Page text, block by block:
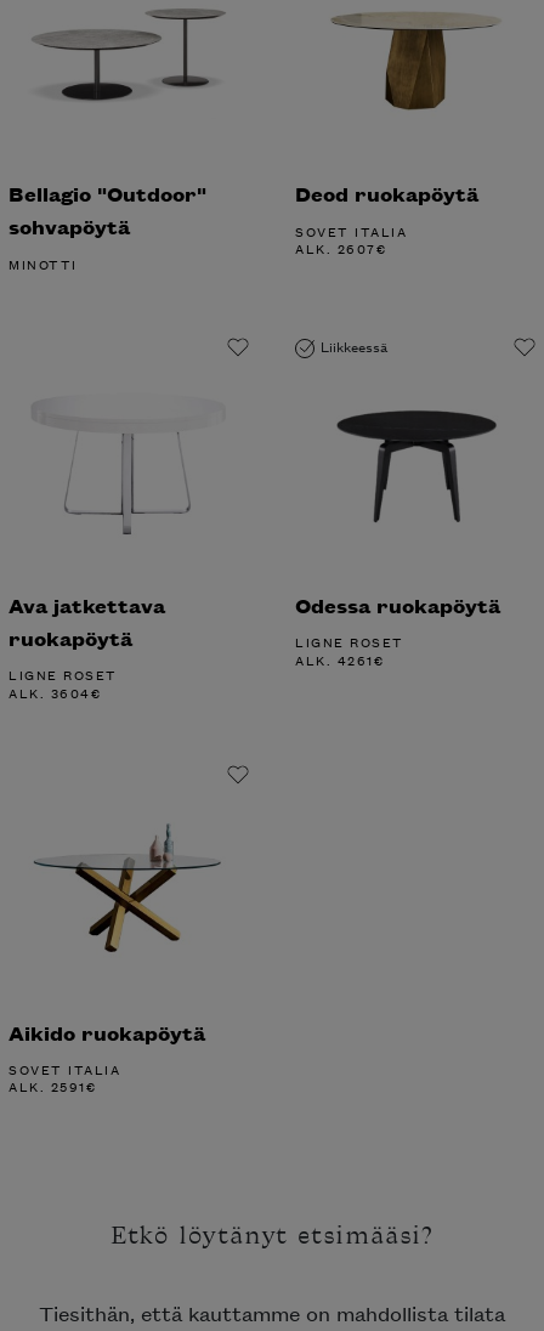
Bellagio "Outdoor"
sohvapöytä
MINOTTI
Deod ruokapöytä
SOVET ITALIA
ALK. 2607€
Ava jatkettava
ruokapöytä
LIGNE ROSET
ALK. 3604€
Liikkeessä
Odessa ruokapöytä
LIGNE ROSET
ALK. 4261€
Aikido ruokapöytä
SOVET ITALIA
ALK. 2591€
Etkö löytänyt etsimääsi?
Tiesithän, että kauttamme on mahdollista tilata